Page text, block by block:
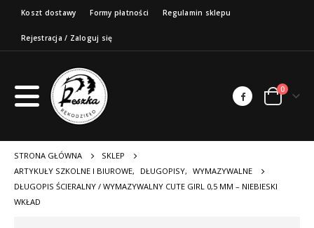
Koszt dostawy Formy płatności Regulamin sklepu
Rejestracja / Zaloguj się
0
STRONA GŁÓWNA
SKLEP
ARTYKUŁY SZKOLNE I BIUROWE, DŁUGOPISY, WYMAZYWALNE
DŁUGOPIS ŚCIERALNY / WYMAZYWALNY CUTE GIRL 0,5 MM – NIEBIESKI
WKŁAD